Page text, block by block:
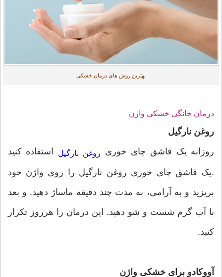
بهترین روش های درمان خشکی
درمان خانگی خشکی واژن
روغن نارگیل
روزانه یک قاشق چای خوری
روغن نارگیل استفاده کنید
.یک قاشق چای خوری روغن نارگیل را روی واژن خود
بریزید و به آرامی، به مدت چند دقیقه ماساژ دهید. و بعد
با آب گرم شست و شو دهید. این درمان را هرروز تکرار
کنید.
آووکادو برای خشکی واژن